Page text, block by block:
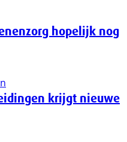
hopelijk nog
krijgt nieuwe